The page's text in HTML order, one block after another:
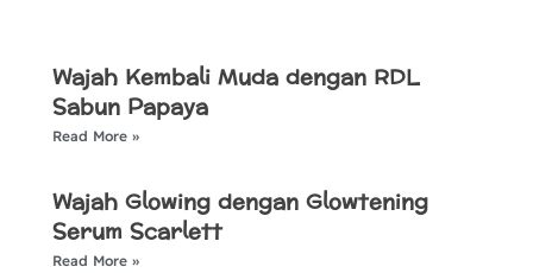
Wajah Kembali Muda dengan RDL
Sabun Papaya
Read More »
Wajah Glowing dengan Glowtening
Serum Scarlett
Read More »